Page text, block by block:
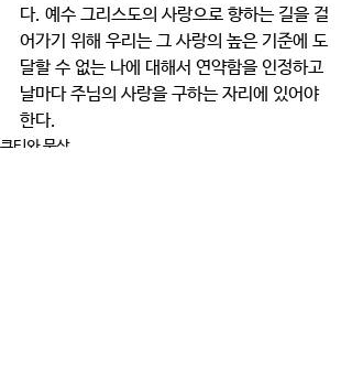
다. 예수 그리스도의 사랑으로 향하는 길을 걸
어가기 위해 우리는 그 사랑의 높은 기준에 도
달할 수 없는 나에 대해서 연약함을 인정하고
날마다 주님의 사랑을 구하는 자리에 있어야
한다.
큐티와 묵상